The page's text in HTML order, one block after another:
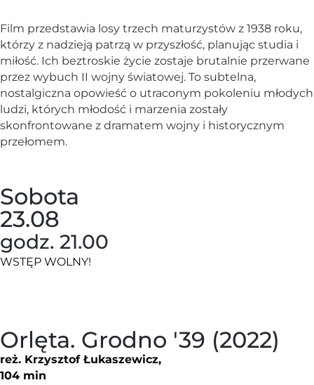
Film przedstawia losy trzech maturzystów z 1938 roku,
którzy z nadzieją patrzą w przyszłość, planując studia i
miłość. Ich beztroskie życie zostaje brutalnie przerwane
przez wybuch II wojny światowej. To subtelna,
nostalgiczna opowieść o utraconym pokoleniu młodych
ludzi, których młodość i marzenia zostały
skonfrontowane z dramatem wojny i historycznym
przełomem.
Sobota
23.08
godz. 21.00
WSTĘP WOLNY!
Orlęta. Grodno '39 (2022)
reż. Krzysztof Łukaszewicz,
104 min